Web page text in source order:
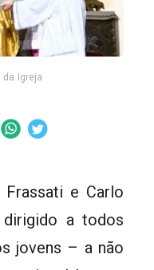
da Igreja
Frassati e Carlo
a todos
jovens – a não